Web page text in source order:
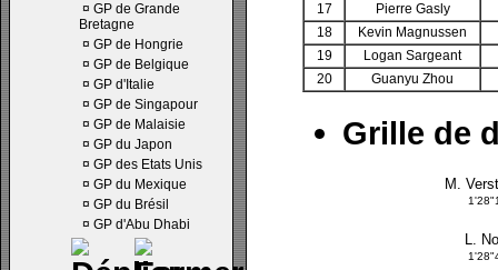
¤ GP de Grande
Bretagne
¤ GP de Hongrie
¤ GP de Belgique
¤ GP d'Italie
¤ GP de Singapour
¤ GP de Malaisie
¤ GP du Japon
¤ GP des Etats Unis
¤ GP du Mexique
¤ GP du Brésil
¤ GP d'Abu Dhabi
17
Pierre Gasly
18
Kevin Magnussen
19
Logan Sargeant
20
Guanyu Zhou
Grille de
M.
L.